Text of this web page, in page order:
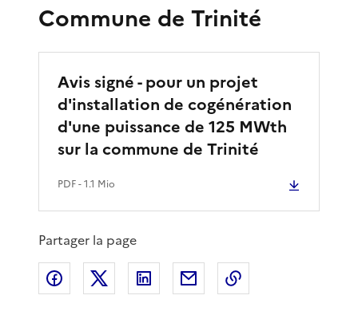
Commune de Trinité
Avis signé - pour un projet
d'installation de cogénération
d'une puissance de 125 MWth
sur la commune de Trinité
PDF- 1.1 Mio
Partager la page
Partager sur Facebook
Partager sur XPartager sur LinkedIn
Partager par email